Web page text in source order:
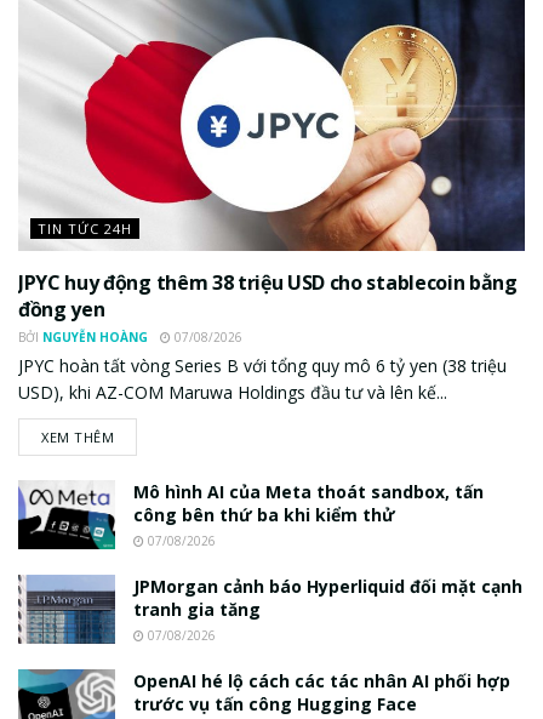
TIN TỨC 24H
JPYC huy động thêm 38 triệu USD cho stablecoin bằng
đồng yen
BỞI NGUYỄN HOÀNG 07/08/2026
JPYC hoàn tất vòng Series B với tổng quy mô 6 tỷ yen (38 triệu
USD), khi AZ-COM Maruwa Holdings đầu tư và lên kế...
XEM THÊM
Mô hình AI của Meta thoát sandbox, tấn
công bên thứ ba khi kiểm thử
07/08/2026
JPMorgan cảnh báo Hyperliquid đối mặt cạnh
tranh gia tăng
07/08/2026
OpenAI hé lộ cách các tác nhân AI phối hợp
trước vụ tấn công Hugging Face